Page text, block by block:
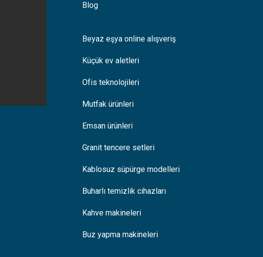
Blog
Beyaz eşya online alışveriş
Küçük ev aletleri
Ofis teknolojileri
Mutfak ürünleri
Emsan ürünleri
Granit tencere setleri
Kablosuz süpürge modelleri
Buharlı temizlik cihazları
Kahve makineleri
Buz yapma makineleri